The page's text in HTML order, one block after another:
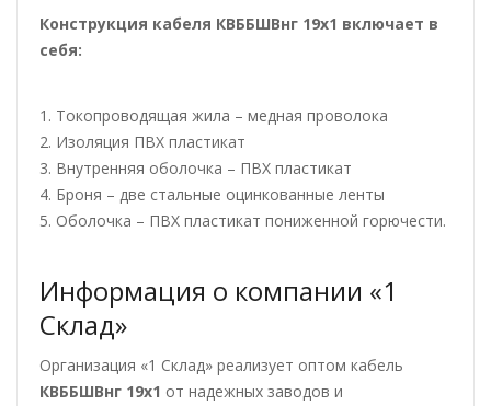
Конструкция кабеля КВББШВнг 19х1 включает в
себя:
1. Токопроводящая жила – медная проволока
2. Изоляция ПВХ пластикат
3. Внутренняя оболочка – ПВХ пластикат
4. Броня – две стальные оцинкованные ленты
5. Оболочка – ПВХ пластикат пониженной горючести.
Информация о компании «1
Склад»
Организация «1 Склад» реализует оптом кабель
КВББШВнг 19х1 от надежных заводов и